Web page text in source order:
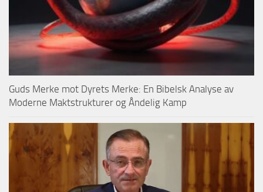
Guds Merke mot Dyrets Merke: En Bibelsk Analyse av
Moderne Maktstrukturer og Åndelig Kamp